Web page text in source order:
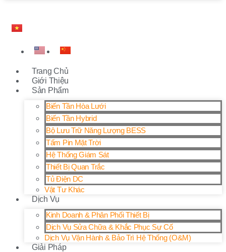
Trang Chủ
Giới Thiệu
Sản Phẩm
Biến Tần Hòa Lưới
Biến Tần Hybrid
Bộ Lưu Trữ Năng Lượng BESS
Tấm Pin Mặt Trời
Hệ Thống Giám Sát
Thiết Bị Quan Trắc
Tủ Điện DC
Vật Tư Khác
Dịch Vụ
Kinh Doanh & Phân Phối Thiết Bị
Dịch Vụ Sửa Chữa & Khắc Phục Sự Cố
Dịch Vụ Vận Hành & Bảo Trì Hệ Thống (O&M)
Giải Pháp